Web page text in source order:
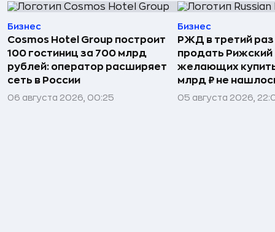
Бизнес
Cosmos Hotel Group построит
100 гостиниц за 700 млрд
рублей: оператор расширяет
сеть в России
06 августа 2026, 00:25
Бизнес
РЖД в третий
продать Рижский
желающих
млрд ₽ не
05 августа 2026,